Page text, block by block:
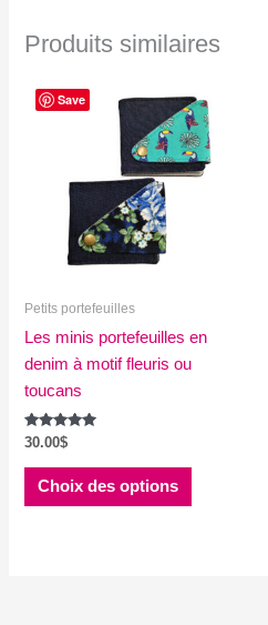
Produits similaires
Save
Petits portefeuilles
Les minis portefeuilles en
denim à motif fleuris ou
toucans
Note
sur 5
30.00$
Choix des options
Ce